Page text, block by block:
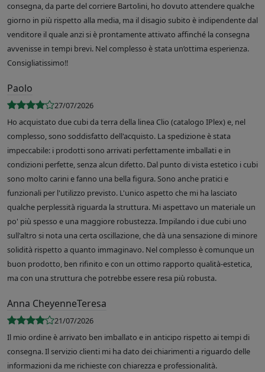
consegna, da parte del corriere Bartolini, ho dovuto attendere qualche
giorno in più rispetto alla media, ma il disagio subito è indipendente dal
venditore il quale anzi si è prontamente attivato affinché la consegna
avvenisse in tempi brevi. Nel complesso è stata un’ottima esperienza.
Consigliatissimo!!
Paolo
27/07/2026
Ho acquistato due cubi da terra della linea Clio (catalogo IPlex) e, nel
complesso, sono soddisfatto dell'acquisto. La spedizione è stata
impeccabile: i prodotti sono arrivati perfettamente imballati e in
condizioni perfette, senza alcun difetto. Dal punto di vista estetico i cubi
sono molto carini e fanno una bella figura. Sono anche pratici e
funzionali per l'utilizzo previsto. L'unico aspetto che mi ha lasciato
qualche perplessità riguarda la struttura. Mi aspettavo un materiale un
po' più spesso e una maggiore robustezza. Impilando i due cubi uno
sull'altro si nota una certa oscillazione, che dà una sensazione di minore
solidità rispetto a quanto immaginavo. Nel complesso è comunque un
buon prodotto, ben rifinito e con un ottimo rapporto qualità-estetica,
ma con una struttura che potrebbe essere resa più robusta.
Anna CheyenneTeresa
21/07/2026
Il mio ordine è arrivato ben imballato e in anticipo rispetto ai tempi di
consegna. Il servizio clienti mi ha dato dei chiarimenti a riguardo delle
informazioni da me richieste con chiarezza e professionalità.